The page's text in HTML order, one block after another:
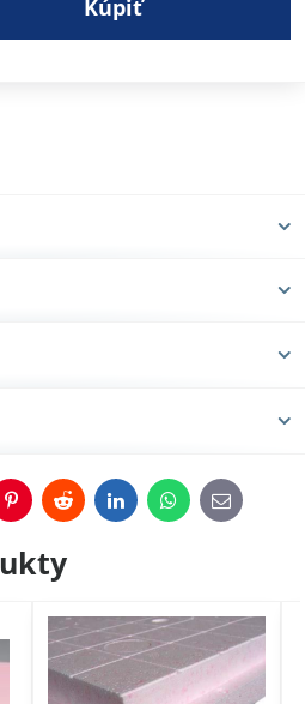
Kúpiť
PinterestRedditLinkedInWhatsApp
E-
mail